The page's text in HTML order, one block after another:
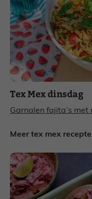
Tex Mex dinsdag
Garnalen fajita’s
Meer tex mex